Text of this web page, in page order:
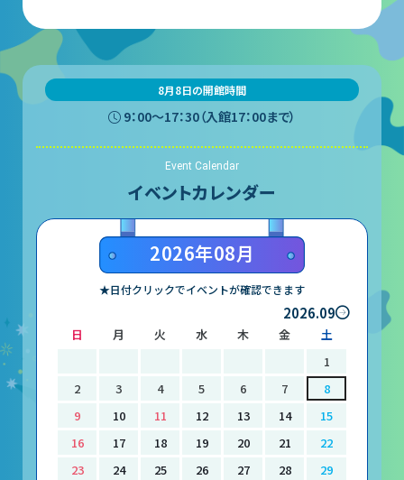
8月8日の開館時間
9：00〜17：30（入館17：00まで）
Event Calendar
イベントカレンダー
2026年08月
★日付クリックでイベントが確認できます
2026.09
日 月 火 水 木 金
土
1
2
3 4 5 6 7
8
9
10 11 12 13 14
15
16
17 18 19 20 21
22
23
24 25 26 27 28
29